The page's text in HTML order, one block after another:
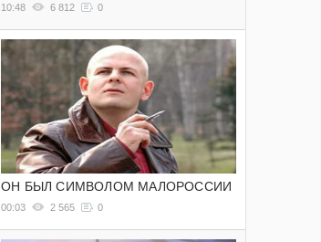
10:48 6 812 0
ОН БЫЛ СИМВОЛОМ МАЛОРОССИИ
00:03 2 565 0